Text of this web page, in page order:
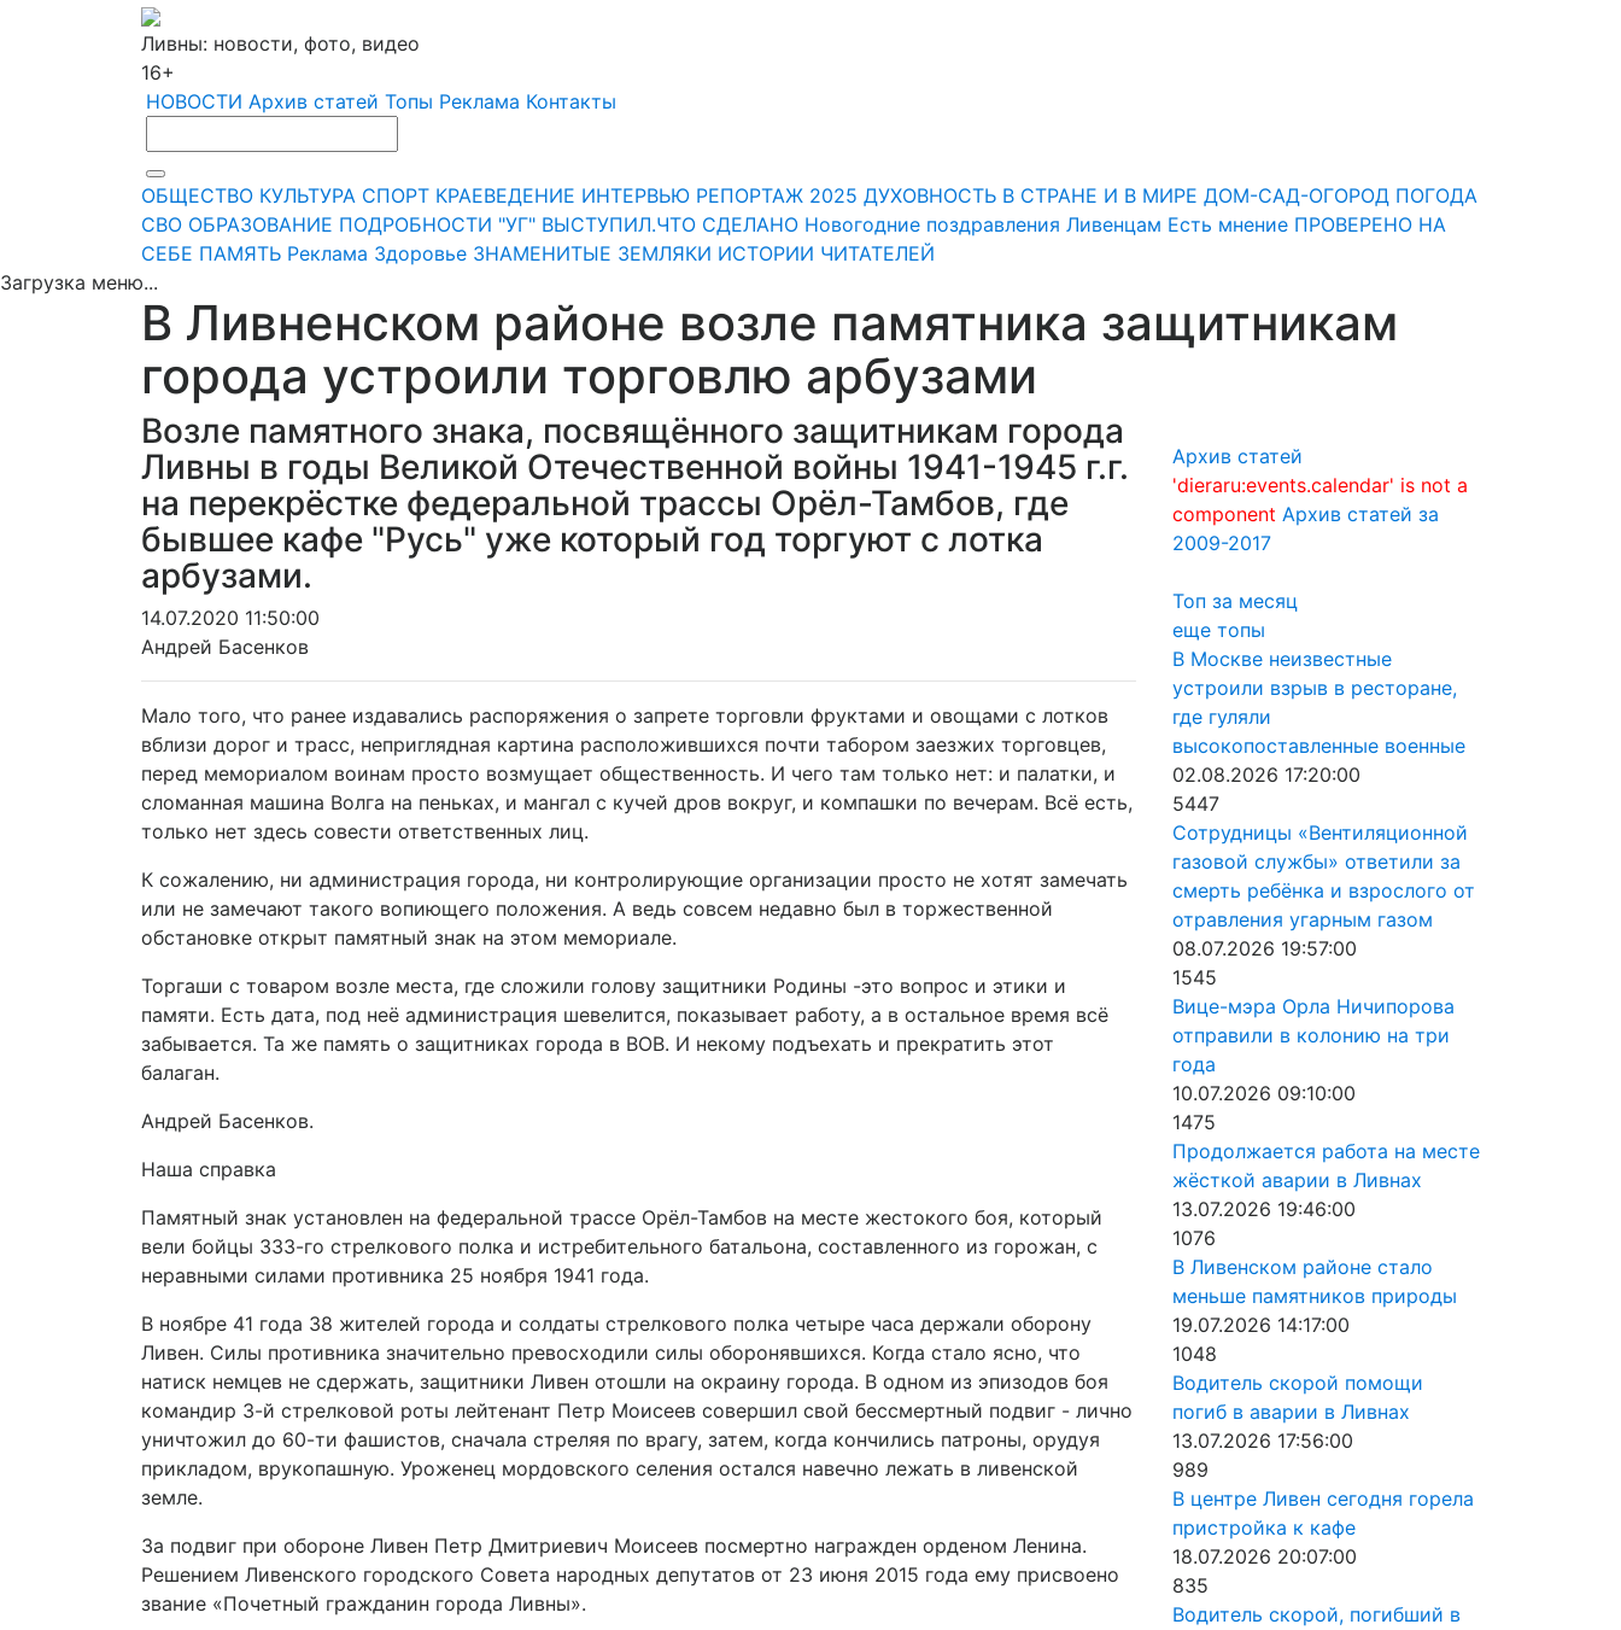
Ливны: новости, фото, видео
16+
НОВОСТИ Архив статей Топы Реклама Контакты
ОБЩЕСТВО КУЛЬТУРА СПОРТ КРАЕВЕДЕНИЕ ИНТЕРВЬЮ РЕПОРТАЖ 2025 ДУХОВНОСТЬ В СТРАНЕ И В МИРЕ ДОМ-САД-ОГОРОД ПОГОДА
СВО ОБРАЗОВАНИЕ ПОДРОБНОСТИ "УГ" ВЫСТУПИЛ.ЧТО СДЕЛАНО Новогодние поздравления Ливенцам Есть мнение ПРОВЕРЕНО НА
СЕБЕ ПАМЯТЬ Реклама Здоровье ЗНАМЕНИТЫЕ ЗЕМЛЯКИ ИСТОРИИ ЧИТАТЕЛЕЙ
Загрузка меню...
В Ливненском районе возле памятника защитникам
города устроили торговлю арбузами
Возле памятного знака, посвящённого защитникам города
Ливны в годы Великой Отечественной войны 1941-1945 г.г.
на перекрёстке федеральной трассы Орёл-Тамбов, где
бывшее кафе "Русь" уже который год торгуют с лотка
арбузами.
14.07.2020 11:50:00
Андрей Басенков
Мало того, что ранее издавались распоряжения о запрете торговли фруктами и овощами с лотков
вблизи дорог и трасс, неприглядная картина расположившихся почти табором заезжих торговцев,
перед мемориалом воинам просто возмущает общественность. И чего там только нет: и палатки, и
сломанная машина Волга на пеньках, и мангал с кучей дров вокруг, и компашки по вечерам. Всё есть,
только нет здесь совести ответственных лиц.
К сожалению, ни администрация города, ни контролирующие организации просто не хотят замечать
или не замечают такого вопиющего положения. А ведь совсем недавно был в торжественной
обстановке открыт памятный знак на этом мемориале.
Торгаши с товаром возле места, где сложили голову защитники Родины -это вопрос и этики и
памяти. Есть дата, под неё администрация шевелится, показывает работу, а в остальное время всё
забывается. Та же память о защитниках города в ВОВ. И некому подъехать и прекратить этот
балаган.
Андрей Басенков.
Наша справка
Памятный знак установлен на федеральной трассе Орёл-Тамбов на месте жестокого боя, который
вели бойцы 333-го стрелкового полка и истребительного батальона, составленного из горожан, с
неравными силами противника 25 ноября 1941 года.
В ноябре 41 года 38 жителей города и солдаты стрелкового полка четыре часа держали оборону
Ливен. Силы противника значительно превосходили силы оборонявшихся. Когда стало ясно, что
натиск немцев не сдержать, защитники Ливен отошли на окраину города. В одном из эпизодов боя
командир 3-й стрелковой роты лейтенант Петр Моисеев совершил свой бессмертный подвиг - лично
уничтожил до 60-ти фашистов, сначала стреляя по врагу, затем, когда кончились патроны, орудуя
прикладом, врукопашную. Уроженец мордовского селения остался навечно лежать в ливенской
земле.
За подвиг при обороне Ливен Петр Дмитриевич Моисеев посмертно награжден орденом Ленина.
Решением Ливенского городcкого Совета народных депутатов от 23 июня 2015 года ему присвоено
звание «Почетный гражданин города Ливны».
Архив статей
'dieraru:events.calendar' is not a
component Архив статей за
2009-2017
Топ за месяц
еще топы
В Москве неизвестные
устроили взрыв в ресторане,
где гуляли
высокопоставленные военные
02.08.2026 17:20:00
5447
Сотрудницы «Вентиляционной
газовой службы» ответили за
смерть ребёнка и взрослого от
отравления угарным газом
08.07.2026 19:57:00
1545
Вице-мэра Орла Ничипорова
отправили в колонию на три
года
10.07.2026 09:10:00
1475
Продолжается работа на месте
жёсткой аварии в Ливнах
13.07.2026 19:46:00
1076
В Ливенском районе стало
меньше памятников природы
19.07.2026 14:17:00
1048
Водитель скорой помощи
погиб в аварии в Ливнах
13.07.2026 17:56:00
989
В центре Ливен сегодня горела
пристройка к кафе
18.07.2026 20:07:00
835
Водитель скорой, погибший в